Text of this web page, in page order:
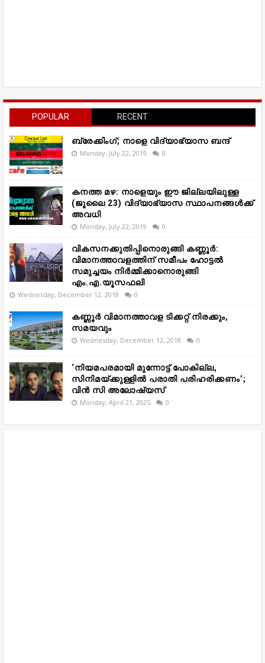
POPULAR RECENT
ബ്രേക്കിംഗ്; നാളെ വിദ്യാഭ്യാസ ബന്ദ്
Monday, July 22, 2019 0
കനത്ത മഴ: നാളെയും ഈ ജില്ലയിലുള്ള
(ജൂലൈ 23) വിദ്യാഭ്യാസ സ്ഥാപനങ്ങൾക്ക്
അവധി
Monday, July 22, 2019 0
വികസനക്കുതിപ്പിനൊരുങ്ങി കണ്ണൂർ:
വിമാനത്താവളത്തിന് സമീപം ഹോട്ടൽ
സമുച്ചയം നിർമ്മിക്കാനൊരുങ്ങി
എം.എ.യൂസഫലി
Wednesday, December 12, 2018 0
കണ്ണൂർ വിമാനത്താവള ടിക്കറ്റ് നിരക്കും,
സമയവും
Wednesday, December 12, 2018 0
‘നിയമപരമായി മുന്നോട്ട് പോകില്ല,
സിനിമയ്ക്കുള്ളിൽ പരാതി പരിഹരിക്കണം’;
വിൻ സി അലോഷ്യസ്
Monday, April 21, 2025 0